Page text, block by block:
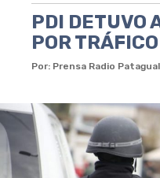
PDI DETUVO
POR
Por: Prensa Radio Patagual